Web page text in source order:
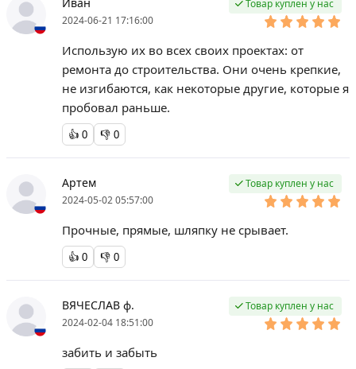
2024-06-21 17:16:00
Товар куплен у нас
Использую их во всех своих проектах: от
ремонта до строительства. Они очень крепкие,
не изгибаются, как некоторые другие, которые я
пробовал раньше.
👍 0 👎 0
Артем
2024-05-02 05:57:00
Товар куплен у нас
Прочные, прямые, шляпку не срывает.
👍 0 👎 0
ВЯЧЕСЛАВ ф.
2024-02-04 18:51:00
Товар куплен у нас
забить и забыть